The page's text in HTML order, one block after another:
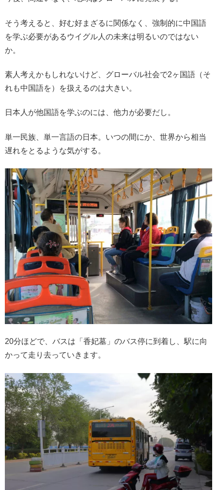
そう考えると、好む好まざるに関係なく、強制的に中国語
を学ぶ必要があるウイグル人の未来は明るいのではない
か。
素人考えかもしれないけど、グローバル社会で2ヶ国語（そ
れも中国語を）を扱えるのは大きい。
日本人が他国語を学ぶのには、他力が必要だし。
単一民族、単一言語の日本。いつの間にか、世界から相当
遅れをとるような気がする。
20分ほどで、バスは「香妃墓」のバス停に到着し、駅に向
かって走り去っていきます。